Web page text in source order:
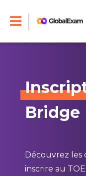
Bridge
Découvrez les
inscrire au